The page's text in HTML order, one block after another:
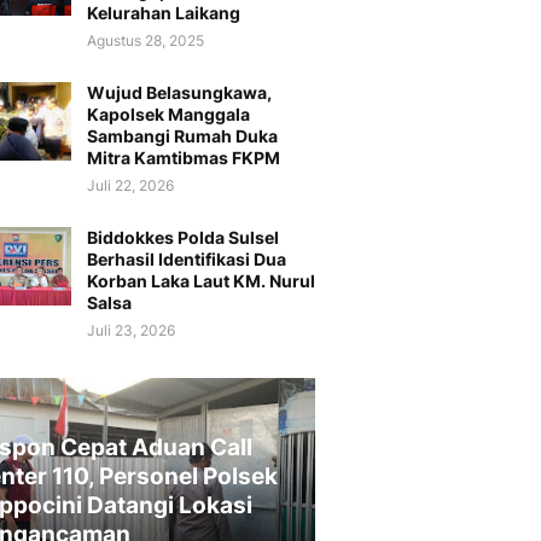
Kelurahan Laikang
Agustus 28, 2025
Wujud Belasungkawa,
Kapolsek Manggala
Sambangi Rumah Duka
Mitra Kamtibmas FKPM
Juli 22, 2026
Biddokkes Polda Sulsel
Berhasil Identifikasi Dua
Korban Laka Laut KM. Nurul
Salsa
Juli 23, 2026
Cepat Aduan Call
110, Personel Polsek
Datangi Lokasi